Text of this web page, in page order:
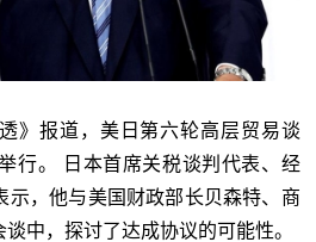
》报道，美日第六轮高层贸易谈
行。 日本首席关税谈判代表、经
示，他与美国财政部长贝森特、商
中，探讨了达成协议的可能性。